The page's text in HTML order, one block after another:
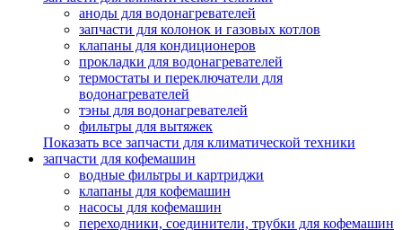
аноды для водонагревателей
запчасти для колонок и газовых котлов
клапаны для кондиционеров
прокладки для водонагревателей
термостаты и переключатели для
водонагревателей
тэны для водонагревателей
фильтры для вытяжек
Показать все запчасти для климатической техники
запчасти для кофемашин
водные фильтры и картриджи
клапаны для кофемашин
насосы для кофемашин
переходники, соединители, трубки для кофемашин